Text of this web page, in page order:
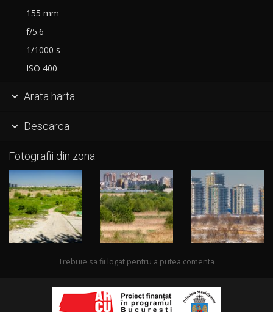
155 mm
f/5.6
1/1000 s
ISO 400
 Arata harta
 Descarca
Fotografii din zona
Trebuie sa fii logat pentru a putea comenta